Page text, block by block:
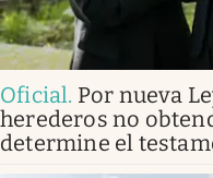
Oficial. Por nueva
herederos no
determine el